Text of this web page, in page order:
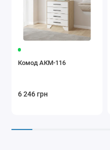
Комод АКМ-116
6 246 грн